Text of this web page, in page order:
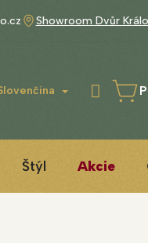
Showroom Dvůr
Štýl Akcie